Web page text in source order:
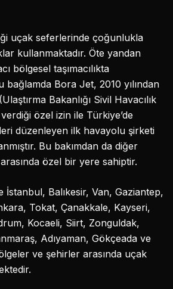
uçak seferlerinde çoğunlukla
kullanmaktadır. Öte yandan
bölgesel taşımacılıkta
bağlamda Bora Jet, 2010 yılından
Bakanlığı Sivil Havacılık
özel izin ile Türkiye’de
düzenleyen ilk havayolu şirketi
Bu bakımdan da diğer
özel bir yere sahiptir.
İstanbul, Balıkesir, Van, Gaziantep,
Tokat, Çanakkale, Kayseri,
Kocaeli, Siirt, Zonguldak,
Adıyaman, Gökçeada ve
ve şehirler arasında uçak